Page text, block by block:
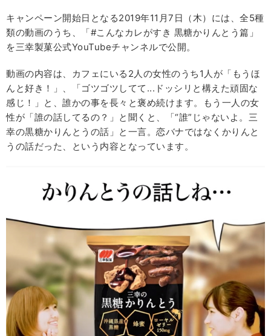
キャンペーン開始日となる2019年11月7日（木）には、全5種
類の動画のうち、「#こんなカレがすき 黒糖かりんとう篇」
を三幸製菓公式YouTubeチャンネルで公開。
動画の内容は、カフェにいる2人の女性のうち1人が「もうほ
んと好き！」、「ゴツゴツしてて...ドッシリと構えた頑固な
感じ！」と、誰かの事を長々と褒め続けます。もう一人の女
性が「誰の話してるの？」と聞くと、「“誰”じゃないよ。三
幸の黒糖かりんとうの話」と一言。恋バナではなくかりんと
うの話だった、という内容となっています。